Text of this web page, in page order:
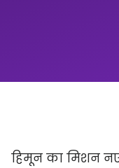
हिमून का मिशन